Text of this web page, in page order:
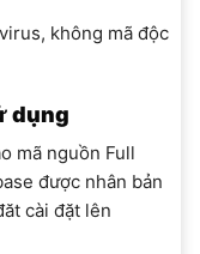
không mã độc
dụng
mã nguồn Full
được nhân bản
cài đặt lên